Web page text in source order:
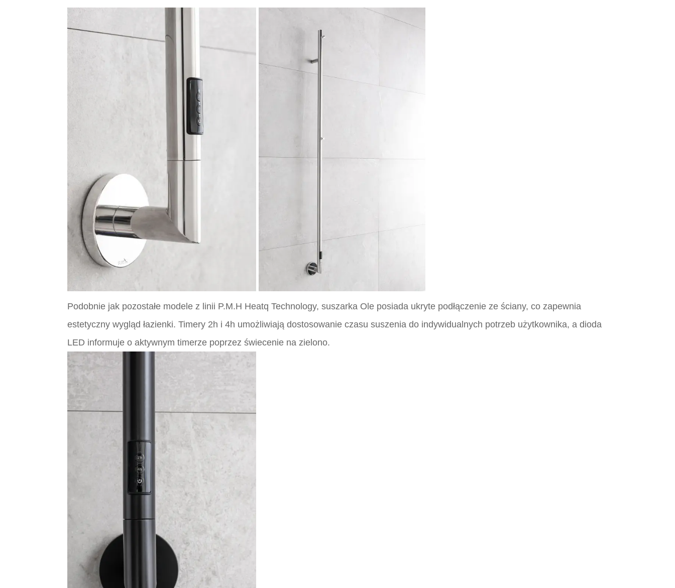
Podobnie jak pozostałe modele z linii P.M.H Heatq Technology, suszarka Ole posiada ukryte podłączenie ze ściany, co zapewnia
estetyczny wygląd łazienki. Timery 2h i 4h umożliwiają dostosowanie czasu suszenia do indywidualnych potrzeb użytkownika, a dioda
LED informuje o aktywnym timerze poprzez świecenie na zielono.